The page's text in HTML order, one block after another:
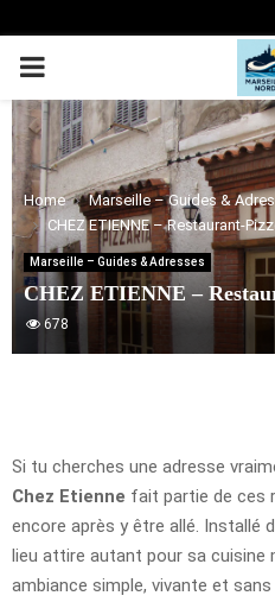
PRIMARY
MENU
Home
Marseille – Guides &
CHEZ ETIENNE – Restaurant-
Marseille – Guides & Adresses
CHEZ ETIENNE –
678
Si tu cherches une adresse
Chez Etienne fait partie de ces
encore après y être allé. Installé
lieu attire autant pour sa cuisine
ambiance simple, vivante et